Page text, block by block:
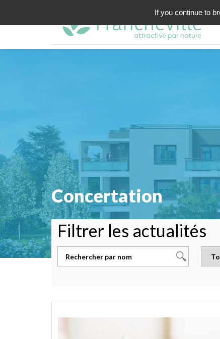
Concertation
Filtrer les actualités
If you continue to